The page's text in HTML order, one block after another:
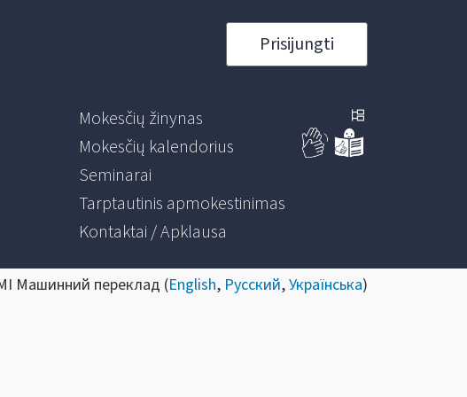
Prisijungti
Mokesčių žinynas
Mokesčių kalendorius
Seminarai
Tarptautinis apmokestinimas
Kontaktai / Apklausa
Машинний переклад (English, Русский,Українська)